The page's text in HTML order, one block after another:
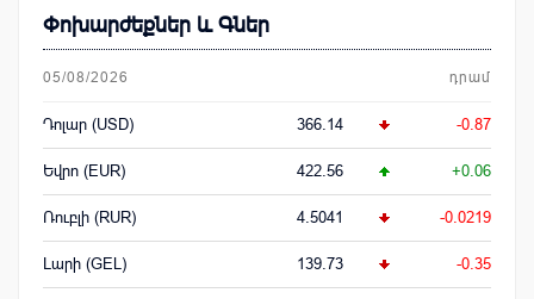
Փոխարժեքներ և Գներ
05/08/2026 դրամ
Դոլար (USD) 366.14 -0.87
Եվրո (EUR) 422.56 +0.06
Ռուբլի (RUR) 4.5041 -0.0219
Լարի (GEL) 139.73 -0.35